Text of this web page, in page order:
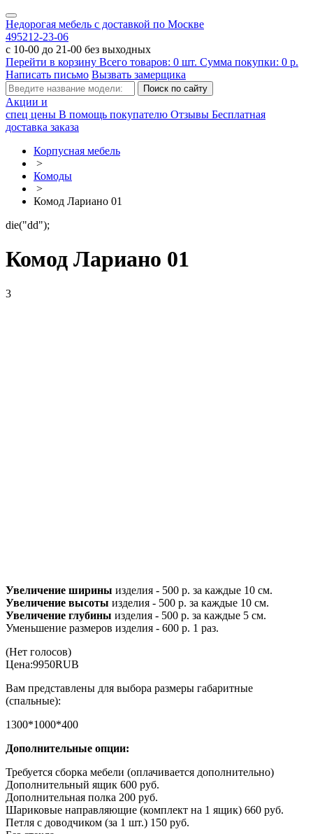
Недорогая мебель с доставкой по Москве
495212-23-06
с 10-00 до 21-00 без выходных
Перейти в корзину Всего товаров: 0 шт. Сумма покупки: 0 р.
Написать письмо Вызвать замерщика
Акции и
спец цены В помощь покупателю Отзывы Бесплатная
доставка заказа
Корпусная мебель
>
Комоды
>
Комод Лариано 01
die("dd");
Комод Лариано 01
3
Увеличение ширины изделия - 500 р. за каждые 10 см.
Увеличение высоты изделия - 500 р. за каждые 10 см.
Увеличение глубины изделия - 500 р. за каждые 5 см.
Уменьшение размеров изделия - 600 р. 1 раз.
(Нет голосов)
Цена:9950RUB
Вам представлены для выбора размеры габаритные
(спальные):
1300*1000*400
Дополнительные опции:
Требуется сборка мебели (оплачивается дополнительно)
Дополнительный ящик 600 руб.
Дополнительная полка 200 руб.
Шариковые направляющие (комплект на 1 ящик) 660 руб.
Петля с доводчиком (за 1 шт.) 150 руб.